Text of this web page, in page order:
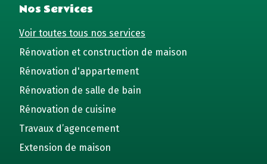
Nos Services
Voir toutes tous nos services
Rénovation et construction de maison
Rénovation d'appartement
Rénovation de salle de bain
Rénovation de cuisine
Travaux d’agencement
Extension de maison